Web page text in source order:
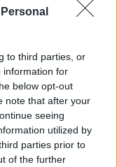
to third parties, or
information for
below opt-out
note that after your
seeing
utilized by
parties prior to
of the further